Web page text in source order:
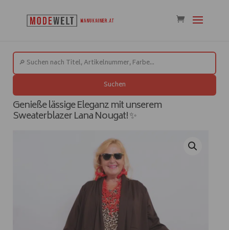
Suchen
Genieße lässige Eleganz mit unserem
Sweaterblazer Lana Nougat! ✨